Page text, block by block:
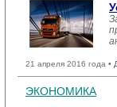
21 апреля 2016 года •
ЭКОНОМИКА